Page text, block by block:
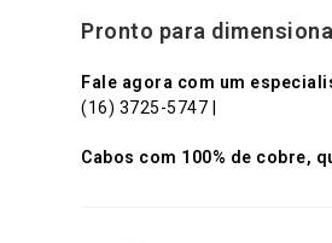
Pronto para
Fale agora com um
(16) 3725-5747 |
Cabos com 100% de cobre,